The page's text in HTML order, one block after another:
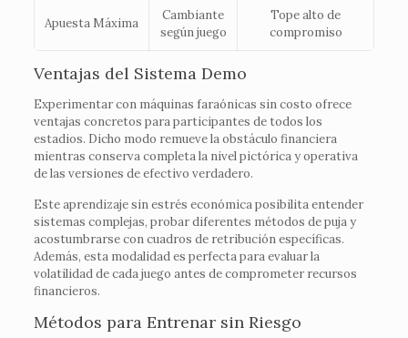
Apuesta Máxima
Cambiante
según juego
Tope alto de
compromiso
Ventajas del Sistema Demo
Experimentar con máquinas faraónicas sin costo ofrece
ventajas concretos para participantes de todos los
estadios. Dicho modo remueve la obstáculo financiera
mientras conserva completa la nivel pictórica y operativa
de las versiones de efectivo verdadero.
Este aprendizaje sin estrés económica posibilita entender
sistemas complejas, probar diferentes métodos de puja y
acostumbrarse con cuadros de retribución específicas.
Además, esta modalidad es perfecta para evaluar la
volatilidad de cada juego antes de comprometer recursos
financieros.
Métodos para Entrenar sin Riesgo